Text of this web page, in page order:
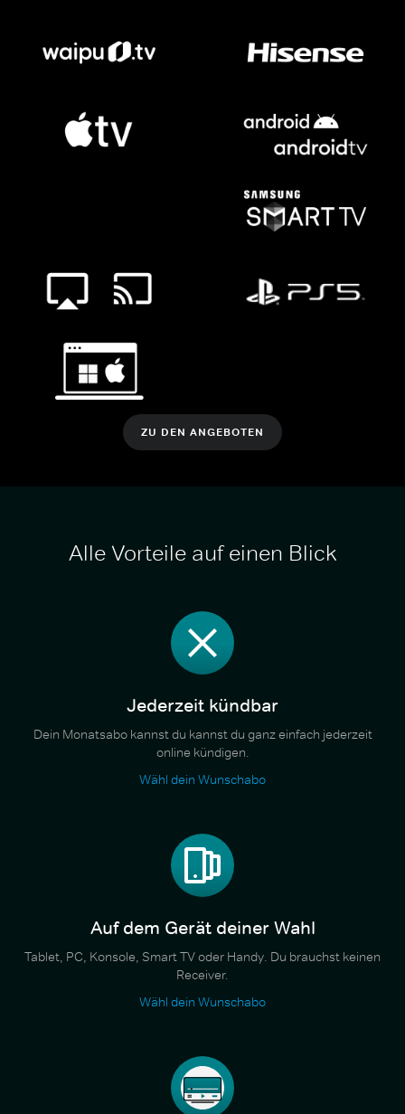
ZU DEN ANGEBOTEN
Alle Vorteile auf einen Blick
Jederzeit kündbar
Dein Monatsabo kannst du kannst du ganz einfach jederzeit
online kündigen.
Wähl dein Wunschabo
Auf dem Gerät deiner Wahl
Tablet, PC, Konsole, Smart TV oder Handy. Du brauchst keinen
Receiver.
Wähl dein Wunschabo